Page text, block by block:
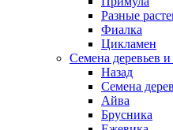
Разные
Фиалка
Цикламен
Семена деревьев и
Назад
Семена
Айва
Брусника